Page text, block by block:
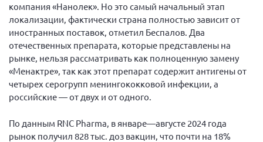
компания «Нанолек». Но это самый начальный этап
локализации, фактически страна полностью зависит от
иностранных поставок, отметил Беспалов. Два
отечественных препарата, которые представлены на
рынке, нельзя рассматривать как полноценную замену
«Менактре», так как этот препарат содержит антигены от
четырех серогрупп менингококковой инфекции, а
российские — от двух и от одного.
По данным RNC Pharma, в январе—августе 2024 года
рынок получил 828 тыс. доз вакцин, что почти на 18%